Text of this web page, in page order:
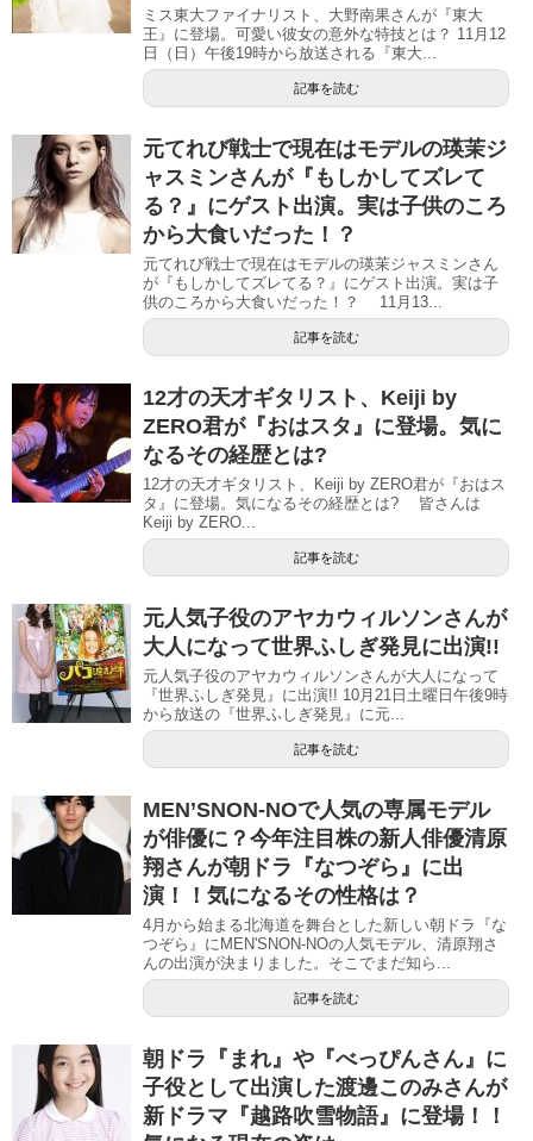
ミス東大ファイナリスト、大野南果さんが『東大
王』に登場。可愛い彼女の意外な特技とは？ 11月12
日（日）午後19時から放送される『東大...
記事を読む
元てれび戦士で現在はモデルの瑛茉ジ
ャスミンさんが『もしかしてズレて
る？』にゲスト出演。実は子供のころ
から大食いだった！？
元てれび戦士で現在はモデルの瑛茉ジャスミンさん
が『もしかしてズレてる？』にゲスト出演。実は子
供のころから大食いだった！？ 11月13...
記事を読む
12才の天才ギタリスト、Keiji by
ZERO君が『おはスタ』に登場。気に
なるその経歴とは?
12才の天才ギタリスト、Keiji by ZERO君が『おはス
タ』に登場。気になるその経歴とは? 皆さんは
Keiji by ZERO...
記事を読む
元人気子役のアヤカウィルソンさんが
大人になって世界ふしぎ発見に出演!!
元人気子役のアヤカウィルソンさんが大人になって
『世界ふしぎ発見』に出演!! 10月21日土曜日午後9時
から放送の『世界ふしぎ発見』に元...
記事を読む
MEN’SNON-NOで人気の専属モデル
が俳優に？今年注目株の新人俳優清原
翔さんが朝ドラ『なつぞら』に出
演！！気になるその性格は？
4月から始まる北海道を舞台とした新しい朝ドラ『な
つぞら』にMEN'SNON-NOの人気モデル、清原翔さ
んの出演が決まりました。そこでまだ知ら...
記事を読む
朝ドラ『まれ』や『べっぴんさん』に
子役として出演した渡邊このみさんが
新ドラマ『越路吹雪物語』に登場！！